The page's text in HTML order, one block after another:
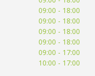
09:00 - 18:00
09:00 - 18:00
09:00 - 18:00
09:00 - 18:00
09:00 - 17:00
10:00 - 17:00